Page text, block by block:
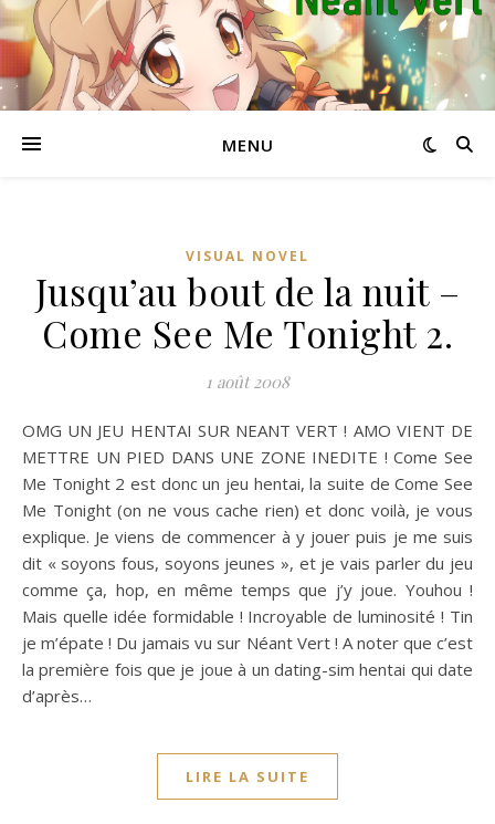
MENU
VISUAL NOVEL
Jusqu’au bout de la nuit –
Come See Me Tonight 2.
1 août 2008
OMG UN JEU HENTAI SUR NEANT VERT ! AMO VIENT DE
METTRE UN PIED DANS UNE ZONE INEDITE ! Come See
Me Tonight 2 est donc un jeu hentai, la suite de Come See
Me Tonight (on ne vous cache rien) et donc voilà, je vous
explique. Je viens de commencer à y jouer puis je me suis
dit « soyons fous, soyons jeunes », et je vais parler du jeu
comme ça, hop, en même temps que j’y joue. Youhou !
Mais quelle idée formidable ! Incroyable de luminosité ! Tin
je m’épate ! Du jamais vu sur Néant Vert ! A noter que c’est
la première fois que je joue à un dating-sim hentai qui date
d’après…
LIRE LA SUITE